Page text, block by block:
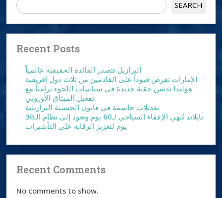
SEARCH
Recent Posts
البرازيل تتصدر الفائدة الحقيقية عالمياً
الإمارات تفرض قيوداً على القادمين من ثلاث دول إفريقية
هولندا تدشن حقبة جديدة في سياسات اللجوء تزامناً مع
تفعيل الميثاق الأوروبي
تعديلات حاسمة في قانون الجنسية البرازيلية
تايلاند تُنهي الإعفاء السياحي لـ60 يوم وتعود إلى نظام الـ30
يوم لتعزيز الرقابة على التأشيرات
Recent Comments
No comments to show.